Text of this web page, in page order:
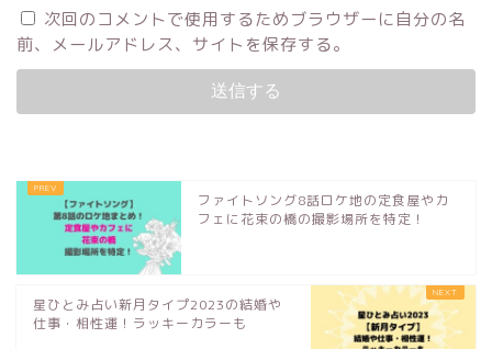
次回のコメントで使用するためブラウザーに自分の名
前、メールアドレス、サイトを保存する。
ファイトソング8話ロケ地の定食屋やカ
フェに花束の橋の撮影場所を特定！
星ひとみ占い新月タイプ2023の結婚や
仕事・相性運！ラッキーカラーも